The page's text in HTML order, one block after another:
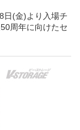
日(金)より入場チ
周年に向けたセ